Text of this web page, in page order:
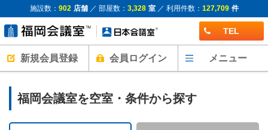
施設数： 902 店舗／ 部屋数： 3,328 室／ 利用件数： 127,709 件
TEL
新規会員登録 会員ログイン メニュー
福岡会議室を空室・条件から探す